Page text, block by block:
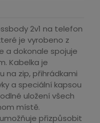
2v1 na telefon
je vyrobeno z
a dokonale spojuje
Kabelka je
na zip, přihrádkami
a speciální kapsou
uložení všech
místě.
přizpůsobit